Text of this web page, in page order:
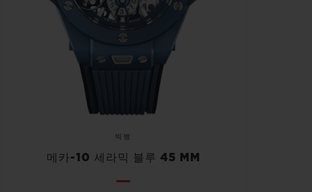
빅뱅
메카-10 세라믹 블루 45 MM